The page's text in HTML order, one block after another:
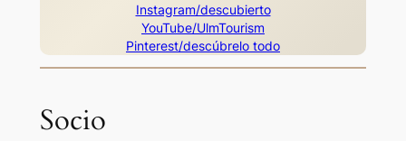
Instagram/descubierto
YouTube/UlmTourism
Pinterest/descúbrelo todo
Socio